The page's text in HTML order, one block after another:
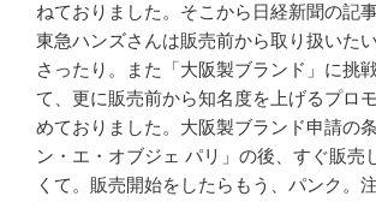
ねておりました。そこから日経新聞の記
東急ハンズさんは販売前から取り扱いた
さったり。また「大阪製ブランド」に挑
て、更に販売前から知名度を上げるプロ
めておりました。大阪製ブランド申請の
ン・エ・オブジェ パリ」の後、すぐ販売
くて。販売開始をしたらもう、パンク。